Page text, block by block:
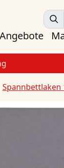
Angebote
Spannbettlaken